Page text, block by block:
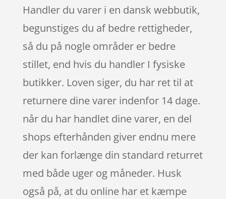
Handler du varer i en dansk webbutik,
begunstiges du af bedre rettigheder,
så du på nogle områder er bedre
stillet, end hvis du handler I fysiske
butikker. Loven siger, du har ret til at
returnere dine varer indenfor 14 dage.
når du har handlet dine varer, en del
shops efterhånden giver endnu mere
der kan forlænge din standard returret
med både uger og måneder. Husk
også på, at du online har et kæmpe